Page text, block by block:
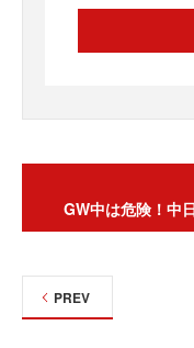
GW中は危険！中
PREV